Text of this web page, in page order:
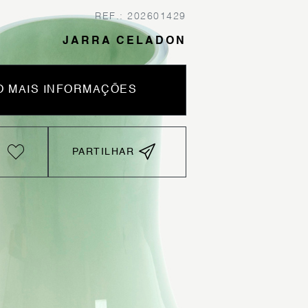
REF.: 202601429
JARRA CELADON
MAIS INFORMAÇÕES
PARTILHAR